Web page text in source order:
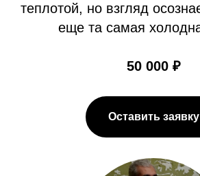
теплотой, но взгляд
еще та самая
50 000 ₽
Оставить заявку